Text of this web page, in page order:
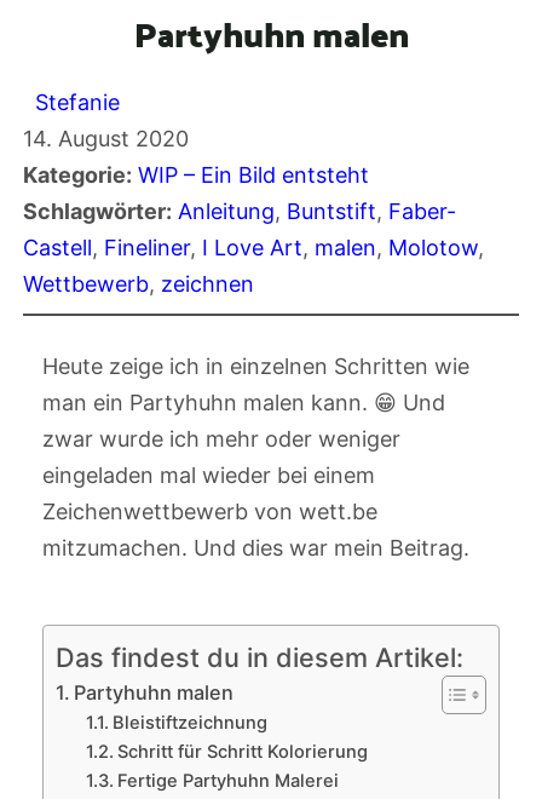
Partyhuhn malen
Stefanie
14. August 2020
Kategorie: WIP – Ein Bild entsteht
Schlagwörter: Anleitung, Buntstift, Faber-
Castell, Fineliner, I Love Art, malen, Molotow
Wettbewerb, zeichnen
Heute zeige ich in einzelnen Schritten wie
man ein Partyhuhn malen kann. 😁 Und
zwar wurde ich mehr oder weniger
eingeladen mal wieder bei einem
Zeichenwettbewerb von wett.be
mitzumachen. Und dies war mein Beitrag.
Das findest du in diesem Artikel:
Partyhuhn malen
Bleistiftzeichnung
Schritt für Schritt Kolorierung
Fertige Partyhuhn Malerei